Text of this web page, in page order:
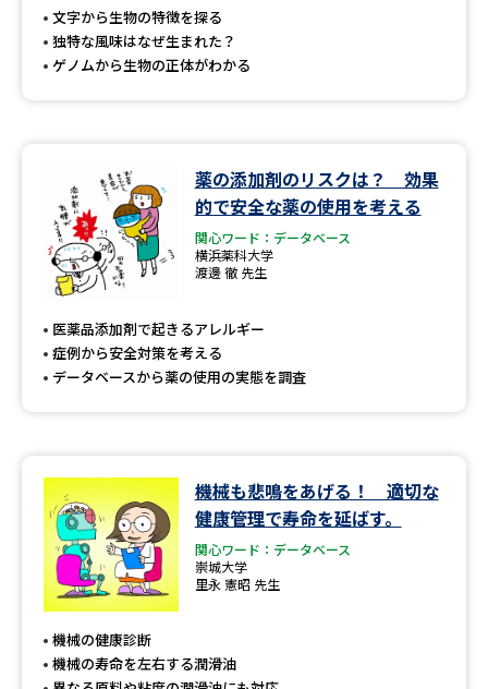
志望校・出願校を調べる
先輩が入学を決めた理由 テレメール全国一斉進学調査
新生活お役立ちガイド
学問発見
学問のミニ講義「夢ナビ講義」 学問分野解説
学問の教科書 夢ナビライブ
ユーザーサポート
Ｑ＆Ａ よくあるご質問
文字から生物の特徴を探る
独特な風味はなぜ生まれた？
ゲノムから生物の正体がわかる
薬の添加剤のリスクは？ 効果
的で安全な薬の使用を考える
関心ワード：データベース
横浜薬科大学
渡邊 徹 先生
医薬品添加剤で起きるアレルギー
症例から安全対策を考える
データベースから薬の使用の実態を調査
機械も悲鳴をあげる！ 適切な
健康管理で寿命を延ばす。
関心ワード：データベース
崇城大学
里永 憲昭 先生
機械の健康診断
機械の寿命を左右する潤滑油